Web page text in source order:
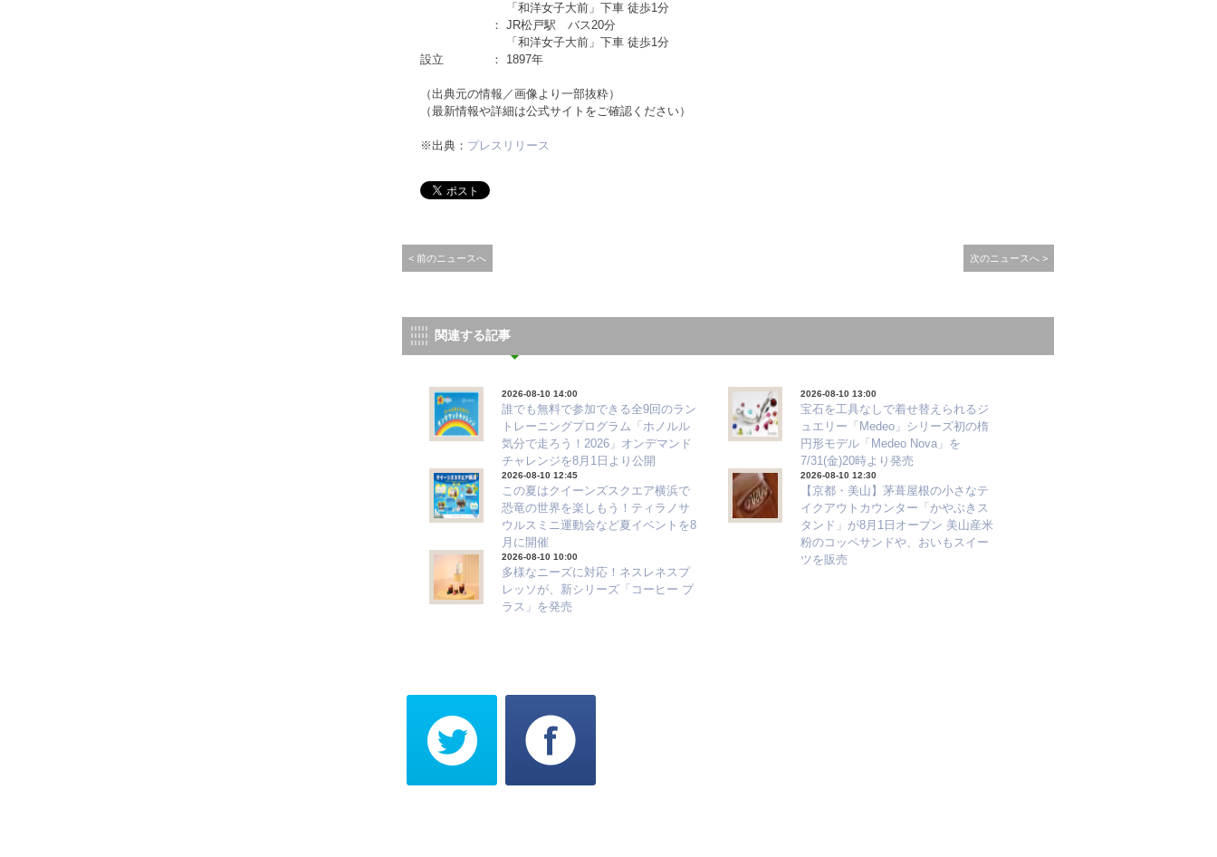
「和洋女子大前」下車 徒歩1分
： JR松戸駅 バス20分
「和洋女子大前」下車 徒歩1分
設立 ： 1897年
（出典元の情報／画像より一部抜粋）
（最新情報や詳細は公式サイトをご確認ください）
※出典： プレスリリース
< 前のニュースへ 次のニュースへ >
関連する記事
2026-08-10 14:00
誰でも無料で参加できる全9回のラン
トレーニングプログラム「ホノルル
気分で走ろう！2026」オンデマンド
チャレンジを8月1日より公開
2026-08-10 13:00
宝石を工具なしで着せ替えられるジ
ュエリー「Medeo」シリーズ初の楕
円形モデル「Medeo Nova」を
7/31(金)20時より発売
2026-08-10 12:45
この夏はクイーンズスクエア横浜で
恐竜の世界を楽しもう！ティラノサ
ウルスミニ運動会など夏イベントを8
月に開催
2026-08-10 12:30
【京都・美山】茅葺屋根の小さなテ
イクアウトカウンター「かやぶきス
タンド」が8月1日オープン 美山産米
粉のコッペサンドや、おいもスイー
ツを販売
2026-08-10 10:00
多様なニーズに対応！ネスレネスプ
レッソが、新シリーズ「コーヒー プ
ラス」を発売